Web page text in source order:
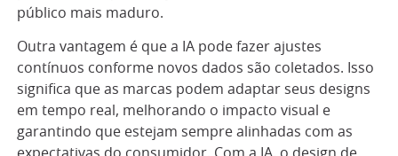
público mais maduro.
Outra vantagem é que a IA pode fazer ajustes
contínuos conforme novos dados são coletados. Isso
significa que as marcas podem adaptar seus designs
em tempo real, melhorando o impacto visual e
garantindo que estejam sempre alinhadas com as